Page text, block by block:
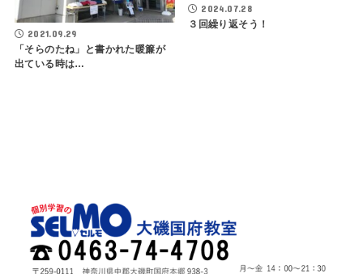
2021.09.29
「そらのたね」と書かれた暖簾が
出ている時は…
2024.07.28
３回繰り返そう！